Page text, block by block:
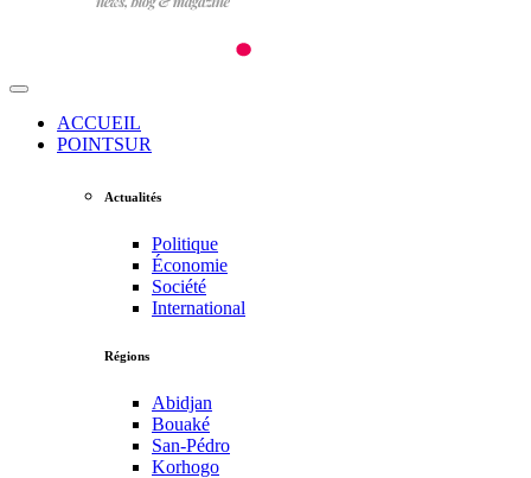
ACCUEIL
POINTSUR
Actualités
Politique
Économie
Société
International
Régions
Abidjan
Bouaké
San-Pédro
Korhogo